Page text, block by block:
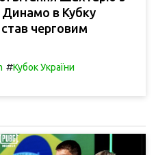
в Кубку
черговим
#Кубок України